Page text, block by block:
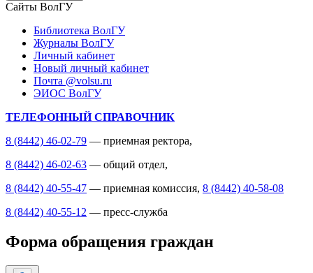
Сайты ВолГУ
Библиотека ВолГУ
Журналы ВолГУ
Личный кабинет
Новый личный кабинет
Почта @volsu.ru
ЭИОС ВолГУ
ТЕЛЕФОННЫЙ СПРАВОЧНИК
8 (8442) 46-02-79 — приемная ректора,
8 (8442) 46-02-63 — общий отдел,
8 (8442) 40-55-47 — приемная комиссия, 8 (8442) 40-58-08
8 (8442) 40-55-12 — пресс-служба
Форма обращения граждан